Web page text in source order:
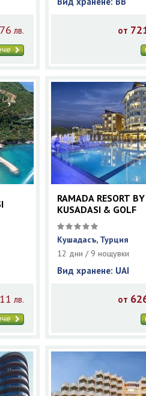
лв. от
лв.
RAMADA RESORT
KUSADASI & GOLF
Кушадасъ, Турция
12 дни / 9 нощувки
Вид хранене: UAI
от